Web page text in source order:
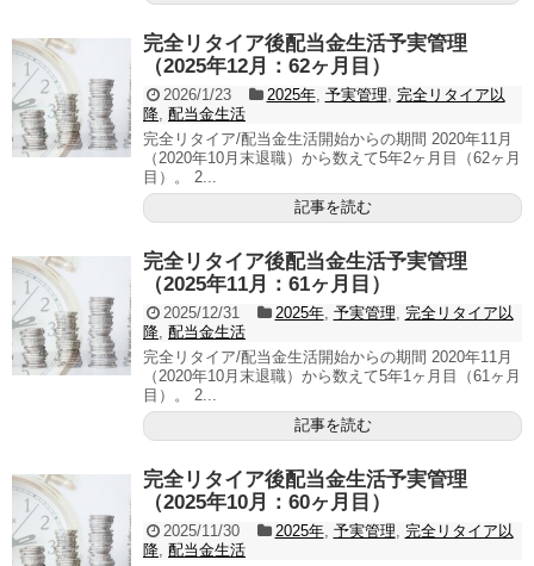
完全リタイア後配当金生活予実管理
（2025年12月：62ヶ月目）
2026/1/23 2025年, 予実管理, 完全リタイア以
降, 配当金生活
完全リタイア/配当金生活開始からの期間 2020年11月
（2020年10月末退職）から数えて5年2ヶ月目（62ヶ月
目）。 2...
記事を読む
完全リタイア後配当金生活予実管理
（2025年11月：61ヶ月目）
2025/12/31 2025年, 予実管理, 完全リタイア以
降, 配当金生活
完全リタイア/配当金生活開始からの期間 2020年11月
（2020年10月末退職）から数えて5年1ヶ月目（61ヶ月
目）。 2...
記事を読む
完全リタイア後配当金生活予実管理
（2025年10月：60ヶ月目）
2025/11/30 2025年, 予実管理, 完全リタイア以
降, 配当金生活